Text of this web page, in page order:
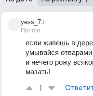
yess_7
Профи
3г
если живешь в
умывайся
и нечего рожу
мазать!
1